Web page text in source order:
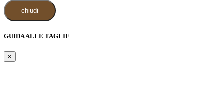
chiudi
GUIDA ALLE TAGLIE
×